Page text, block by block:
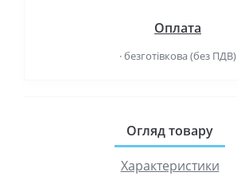
Оплата
· безготівкова (без ПДВ)
Огляд товару
Характеристики